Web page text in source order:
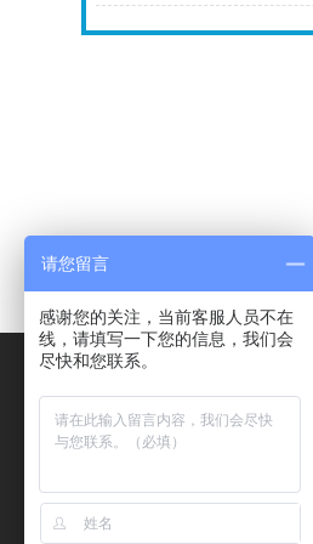
请您留言
感谢您的关注，当前客服人员不在
线，请填写一下您的信息，我们会
尽快和您联系。